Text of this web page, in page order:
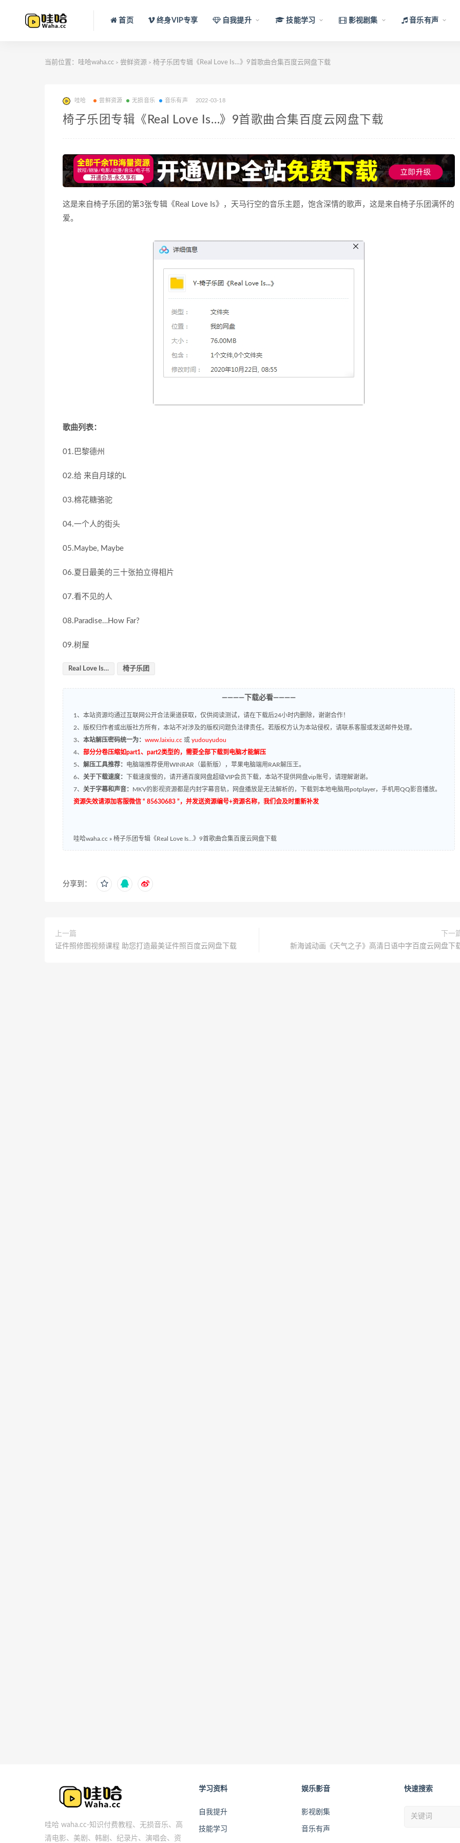
首页 终身VIP专享 自我提升 技能学习 影视剧集 音乐有声
当前位置： 哇哈waha.cc > 尝鲜资源 > 椅子乐团专辑《Real Love Is…》9首歌曲合集百度云网盘下载
哇哈 尝鲜资源 无损音乐 音乐有声 2022-03-18
椅子乐团专辑《Real Love Is…》9首歌曲合集百度云网盘下载
这是来自椅子乐团的第3张专辑《Real Love Is》，天马行空的音乐主题，饱含深情的歌声，这是来自椅子乐团满怀的
爱。
歌曲列表：
01.巴黎德州
02.给 来自月球的L
03.棉花糖骆驼
04.一个人的街头
05.Maybe, Maybe
06.夏日最美的三十张拍立得相片
07.看不见的人
08.Paradise…How Far?
09.树屋
Real Love Is… 椅子乐团
————下载必看————
1、本站资源均通过互联网公开合法渠道获取，仅供阅读测试，请在下载后24小时内删除，谢谢合作！
2、版权归作者或出版社方所有，本站不对涉及的版权问题负法律责任。若版权方认为本站侵权，请联系客服或发送邮件处理。
3、 本站解压密码统一为： www.laixiu.cc 或 yudouyudou
4、 部分分卷压缩如part1、part2类型的，需要全部下载到电脑才能解压
5、 解压工具推荐： 电脑端推荐使用WINRAR（最新版），苹果电脑端用RAR解压王。
6、 关于下载速度：
下载速度慢的，请开通百度网盘超级VIP会员下载，本站不提供网盘vip账号，请理解谢谢。
7、 关于字幕和声音： MKV的影视资源都是内封字幕音轨，网盘播放是无法解析的，下载到本地电脑用potplayer，手机用QQ影音播放。
资源失效请添加客服微信 “ 85630683 ”，并发送资源编号+资源名称，我们会及时重新补发
哇哈waha.cc » 椅子乐团专辑《Real Love Is…》9首歌曲合集百度云网盘下载
分享到：
上一篇
证件照修图视频课程 助您打造最美证件照百度云网盘下载
下一
新海诚动画《天气之子》高清日语中字百度云网盘下
哇哈 waha.cc-知识付费教程、无损音乐、高
清电影、美剧、韩剧、纪录片、演唱会、资
学习资料
自我提升
技能学习
娱乐影音
影视剧集
音乐有声
快速搜索